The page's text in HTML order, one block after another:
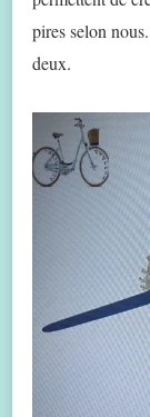
pires selon
deux.